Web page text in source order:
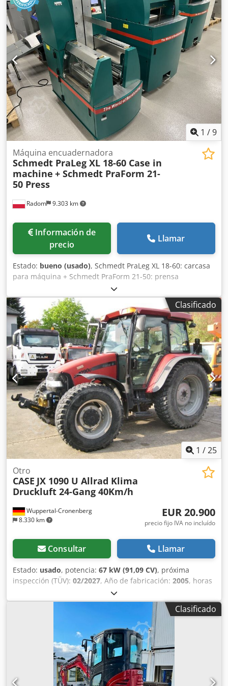
1 /9
Radom 9.303 km
Máquina encuadernadora
Schmedt PraLeg XL 18-60 Case in
machine + Schmedt PraForm 21-
50 Press
Información de
precio
Llamar
Estado: bueno (usado), Schmedt PraLeg XL 18-60: carcasa
para máquina + Schmedt PraForm 21-50: prensa
Fabricados en 2022. Schmedt PraLeg XL 18-60: máquina
para encuadernar libros Máquina en buen estado, lista
para su funcionamiento. La máquina sujeta un bloque de
hojas para encuadernar en una cubierta preparada.
Dedpfx Acszdazbjiekr Dos aplicadores de adhesivo, con
ajuste suave del grosor del adhesivo. Formato: Altura del
bloque: 80 – 450 mm Ancho del bloque: 110 – 450 mm
Grosor del bloque: 2 – 80 mm Tasa de producción:
aproximadamente 200 – 300 unidades/hora Alimentación
eléctrica: 230 V Peso: 300 kg Fabricado en Alemania.
Schmedt PraForm 21-50: prensa para libros Prensa para
libros con cortador de ranuras. Fabricado por Schmedt,
Alemania. La máquina está en muy buenas condiciones y
lista para la producción. Especificaciones técnicas: Formato
máximo: 420 x 520 x 100 mm Peso: 220 kg Alimentación
eléctrica: 230 V + aire comprimido. El precio es por un
conjunto de dos máquinas.
Clasificado
1 /25
Wuppertal-Cronenberg
8.330 km
Otro
CASE JX 1090 U Allrad Klima
Druckluft 24-Gang 40Km/h
EUR 20.900
precio fijo IVA no incluído
Consultar Llamar
Estado: usado, potencia: 67 kW (91,09 CV), próxima
inspección (TÜV): 02/2027, Año de fabricación: 2005, horas
, Equipamiento:
acondicionado, cabina, tracción a las cuatro ruedas,
Tractor alemán, en uso hasta hace poco. Segundo
propietario: siempre en manos de la administración
estatal de parques, de 2005 a 2017 y de 2017 a 2026.
Tracción total. Motor turbodiésel de 4 cilindros con 4485 cc
y 91 CV. Gran transmisión Hi-LO de 24 velocidades: 4
marchas en 3 gamas, 2 escalonamientos bajo carga y
reversor bajo carga. Dkedpfoy Ean Sex Acisr 40 km/h.
Clasificado